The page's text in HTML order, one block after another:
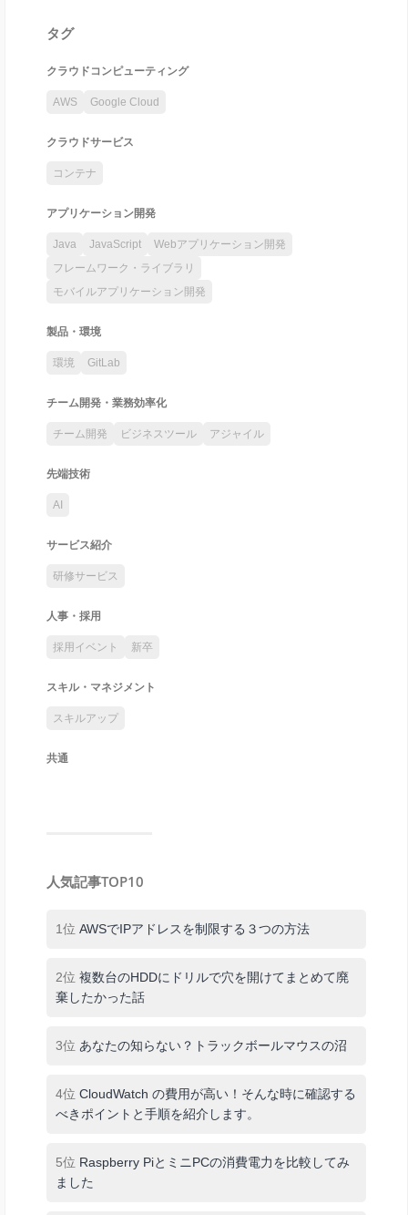
タグ
クラウドコンピューティング
AWS Google Cloud
クラウドサービス
コンテナ
アプリケーション開発
Java JavaScript
Webアプリケーション開発
フレームワーク・ライブラリ
モバイルアプリケーション開発
製品・環境
環境 GitLab
チーム開発・業務効率化
チーム開発 ビジネスツール アジャイル
先端技術
AI
サービス紹介
研修サービス
人事・採用
採用イベント 新卒
スキル・マネジメント
スキルアップ
共通
人気記事TOP10
1位 AWSでIPアドレスを制限する３つの方法
2位 複数台のHDDにドリルで穴を開けてまとめて廃
棄したかった話
3位 あなたの知らない？トラックボールマウスの沼
4位 CloudWatch の費用が高い！そんな時に確認する
べきポイントと手順を紹介します。
5位 Raspberry PiとミニPCの消費電力を比較してみ
ました